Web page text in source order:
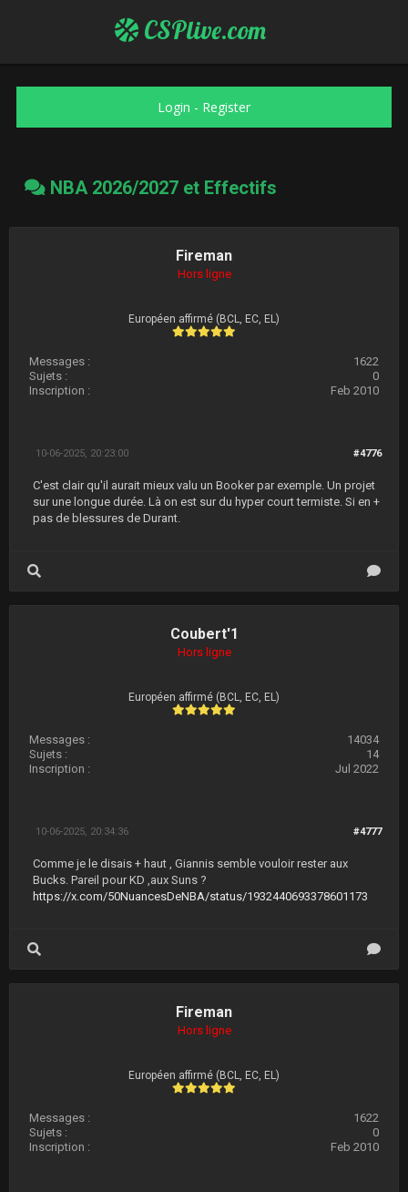
CSPlive.com
Login - Register
NBA 2026/2027 et Effectifs
Fireman
Hors ligne
Européen affirmé (BCL, EC, EL)
Messages :
1622
Sujets :
0
Inscription :
Feb 2010
#4776
10-06-2025, 20:23:00
C'est clair qu'il aurait mieux valu un Booker par exemple. Un projet
sur une longue durée. Là on est sur du hyper court termiste. Si en +
pas de blessures de Durant.
Coubert'1
Hors ligne
Européen affirmé (BCL, EC, EL)
Messages :
14034
Sujets :
14
Inscription :
Jul 2022
#4777
10-06-2025, 20:34:36
Comme je le disais + haut , Giannis semble vouloir rester aux
Bucks. Pareil pour KD ,aux Suns ?
https://x.com/50NuancesDeNBA/status/1932440693378601173
Fireman
Hors ligne
Européen affirmé (BCL, EC, EL)
Messages :
1622
Sujets :
0
Inscription :
Feb 2010